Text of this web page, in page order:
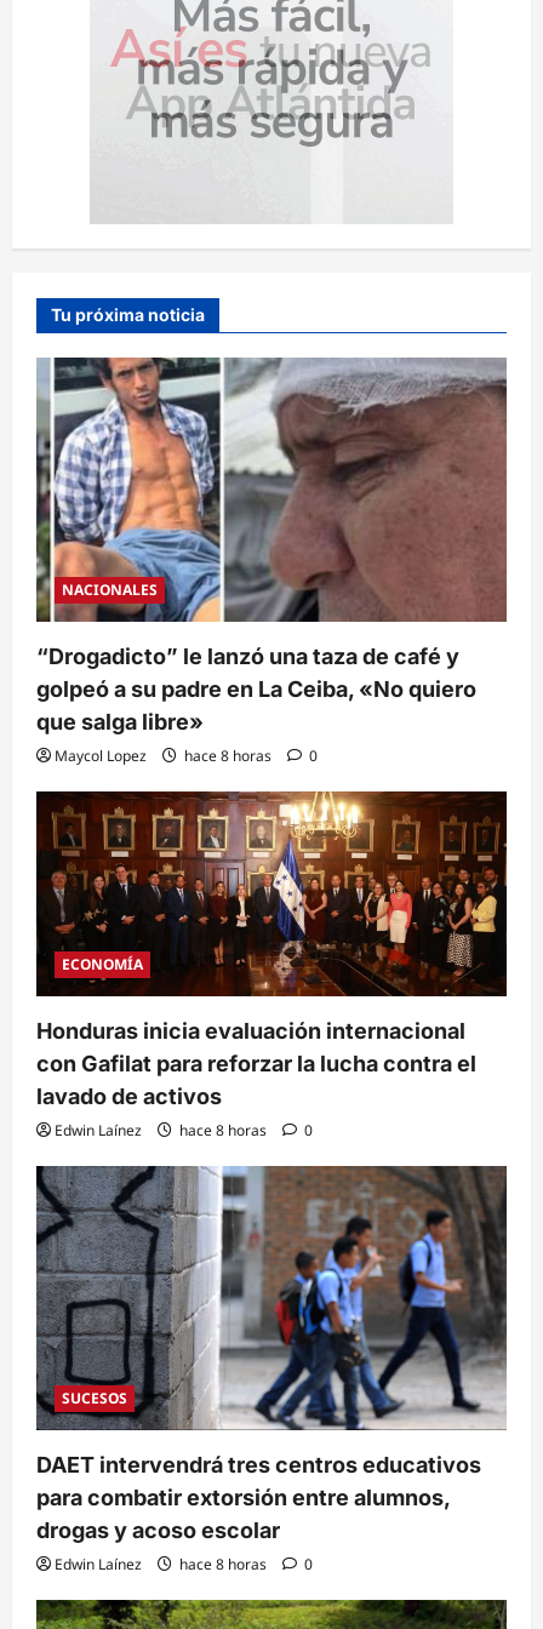
Tu próxima noticia
NACIONALES
“Drogadicto” le lanzó una taza de café y
golpeó a su padre en La Ceiba, «No quiero
que salga libre»
Maycol Lopez hace 8 horas 0
ECONOMÍA
Honduras inicia evaluación internacional
con Gafilat para reforzar la lucha contra el
lavado de activos
Edwin Laínez hace 8 horas 0
SUCESOS
DAET intervendrá tres centros educativos
para combatir extorsión entre alumnos,
drogas y acoso escolar
Edwin Laínez hace 8 horas 0